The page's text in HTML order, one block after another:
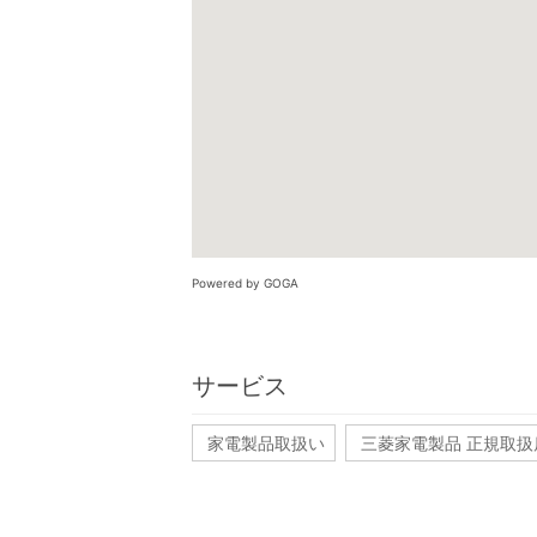
Powered by GOGA
サービス
家電製品取扱い 三菱家電製品 正規取扱